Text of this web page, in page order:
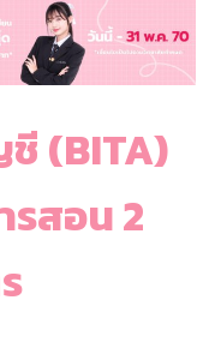
(BITA)
รสอน 2